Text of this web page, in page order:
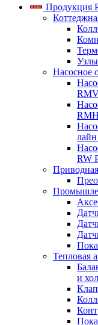
Продукция
Насосное
RW
Тепловая
и